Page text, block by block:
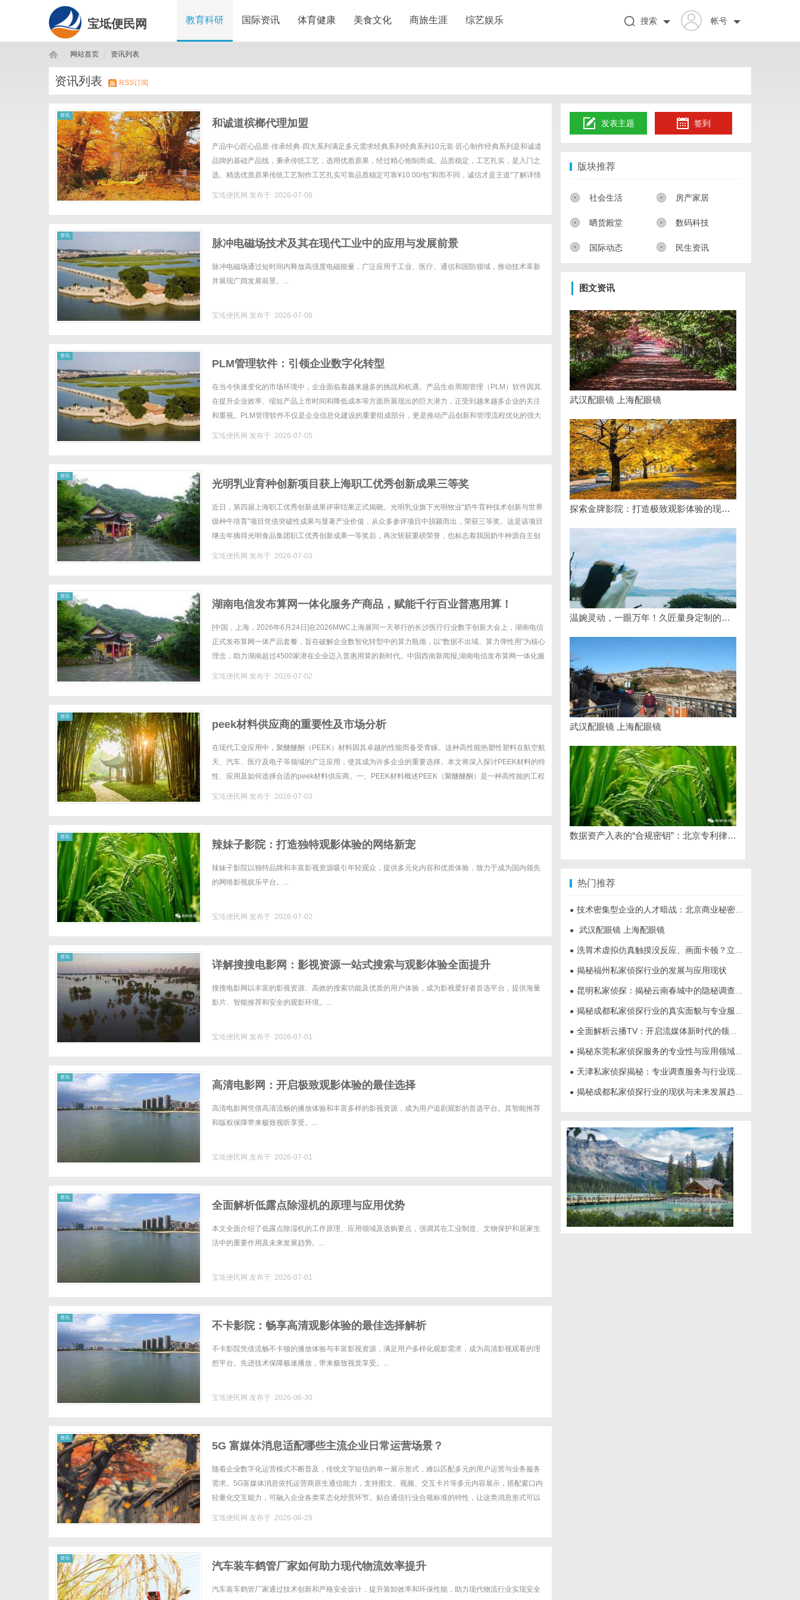
宝坻便民网 教育科研 国际资讯 体育健康 美食文化 商旅生涯 综艺娱乐 帐号
搜索
宝 ›
网站首页
›
资讯列表
资讯列表 RSS订阅
资讯
和诚道槟榔代理加盟
产品中心匠心品质·传承经典·四大系列满足多元需求经典系列经典系列10元装·匠心制作经典系列是和诚道
品牌的基础产品线，秉承传统工艺，选用优质原果，经过精心炮制而成。品质稳定，工艺扎实，是入门之
选。精选优质原果传统工艺制作工艺扎实可靠品质稳定可靠¥10.00/包"和而不同，诚信才是王道"了解详情
宝坻便民网 发布于 2026-07-06
资讯
脉冲电磁场技术及其在现代工业中的应用与发展前景
脉冲电磁场通过短时间内释放高强度电磁能量，广泛应用于工业、医疗、通信和国防领域，推动技术革新
并展现广阔发展前景。...
宝坻便民网 发布于 2026-07-06
资讯
PLM管理软件：引领企业数字化转型
在当今快速变化的市场环境中，企业面临着越来越多的挑战和机遇。产品生命周期管理（PLM）软件因其
在提升企业效率、缩短产品上市时间和降低成本等方面所展现出的巨大潜力，正受到越来越多企业的关注
和重视。PLM管理软件不仅是企业信息化建设的重要组成部分，更是推动产品创新和管理流程优化的强大
宝坻便民网 发布于 2026-07-05
资讯
光明乳业育种创新项目获上海职工优秀创新成果三等奖
近日，第四届上海职工优秀创新成果评审结果正式揭晓。光明乳业旗下光明牧业“奶牛育种技术创新与世界
级种牛培育”项目凭借突破性成果与显著产业价值，从众多参评项目中脱颖而出，荣获三等奖。这是该项目
继去年摘得光明食品集团职工优秀创新成果一等奖后，再次斩获重磅荣誉，也标志着我国奶牛种源自主创
宝坻便民网 发布于 2026-07-03
资讯
湖南电信发布算网一体化服务产商品，赋能千行百业普惠用算！
[中国，上海，2026年6月24日]在2026MWC上海展同一天举行的长沙医疗行业数字创新大会上，湖南电信
正式发布算网一体产品套餐，旨在破解企业数智化转型中的算力瓶颈，以“数据不出域、算力弹性用”为核心
理念，助力湖南超过4500家潜在企业迈入普惠用算的新时代。中国西南新闻报,湖南电信发布算网一体化服
宝坻便民网 发布于 2026-07-02
资讯
peek材料供应商的重要性及市场分析
在现代工业应用中，聚醚醚酮（PEEK）材料因其卓越的性能而备受青睐。这种高性能热塑性塑料在航空航
天、汽车、医疗及电子等领域的广泛应用，使其成为许多企业的重要选择。本文将深入探讨PEEK材料的特
性、应用及如何选择合适的peek材料供应商。一、PEEK材料概述PEEK（聚醚醚酮）是一种高性能的工程
宝坻便民网 发布于 2026-07-03
资讯
辣妹子影院：打造独特观影体验的网络新宠
辣妹子影院以独特品牌和丰富影视资源吸引年轻观众，提供多元化内容和优质体验，致力于成为国内领先
的网络影视娱乐平台。...
宝坻便民网 发布于 2026-07-02
资讯
详解搜搜电影网：影视资源一站式搜索与观影体验全面提升
搜搜电影网以丰富的影视资源、高效的搜索功能及优质的用户体验，成为影视爱好者首选平台，提供海量
影片、智能推荐和安全的观影环境。...
宝坻便民网 发布于 2026-07-01
资讯
高清电影网：开启极致观影体验的最佳选择
高清电影网凭借高清流畅的播放体验和丰富多样的影视资源，成为用户追剧观影的首选平台。其智能推荐
和版权保障带来极致视听享受。...
宝坻便民网 发布于 2026-07-01
资讯
全面解析低露点除湿机的原理与应用优势
本文全面介绍了低露点除湿机的工作原理、应用领域及选购要点，强调其在工业制造、文物保护和居家生
活中的重要作用及未来发展趋势。...
宝坻便民网 发布于 2026-07-01
资讯
不卡影院：畅享高清观影体验的最佳选择解析
不卡影院凭借流畅不卡顿的播放体验与丰富影视资源，满足用户多样化观影需求，成为高清影视观看的理
想平台。先进技术保障极速播放，带来极致视觉享受。...
宝坻便民网 发布于 2026-06-30
资讯
5G 富媒体消息适配哪些主流企业日常运营场景？
随着企业数字化运营模式不断普及，传统文字短信的单一展示形式，难以匹配多元的用户运营与业务服务
需求。5G富媒体消息依托运营商原生通信能力，支持图文、视频、交互卡片等多元内容展示，搭配窗口内
轻量化交互能力，可融入企业各类常态化经营环节。贴合通信行业合规标准的特性，让这类消息形式可以
宝坻便民网 发布于 2026-06-29
资讯
汽车装车鹤管厂家如何助力现代物流效率提升
汽车装车鹤管厂家通过技术创新和严格安全设计，提升装卸效率和环保性能，助力现代物流行业实现安全
发表主题 签到
版块推荐
社会生活 房产家居
晒货殿堂 数码科技
国际动态 民生资讯
图文资讯
武汉配眼镜 上海配眼镜
探索金牌影院：打造极致观影体验的现代影院典范
温婉灵动，一眼万年！久匠量身定制的眉眼唇，才是你整张脸的点睛之笔！淡颜系女生的气质加分项
武汉配眼镜 上海配眼镜
数据资产入表的“合规密钥”：北京专利律师如何为数据知识产权登记扫清障碍
热门推荐
● 技术密集型企业的人才暗战：北京商业秘密律师如何守住“人带技术走”的底线
● 武汉配眼镜 上海配眼镜
● 洗胃术虚拟仿真触摸没反应、画面卡顿？立方幻境破解难题
● 揭秘福州私家侦探行业的发展与应用现状
● 昆明私家侦探：揭秘云南春城中的隐秘调查力量
● 揭秘成都私家侦探行业的真实面貌与专业服务
● 全面解析云播TV：开启流媒体新时代的领先平台
● 揭秘东莞私家侦探服务的专业性与应用领域详解
● 天津私家侦探揭秘：专业调查服务与行业现状详细解析
● 揭秘成都私家侦探行业的现状与未来发展趋势